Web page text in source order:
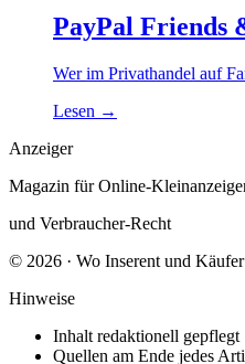
PayPal Friends
Wer im Privathandel auf
Lesen →
Anzeiger
Magazin für Online-
und Verbraucher-Recht
© 2026 · Wo Inserent und
Hinweise
Inhalt redaktionell gepflegt
Quellen am Ende jedes